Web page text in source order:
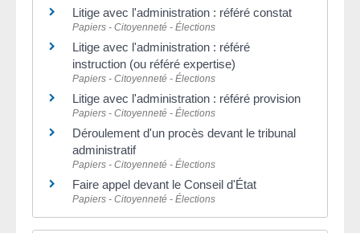
Litige avec l'administration : référé constat
Papiers - Citoyenneté - Élections
Litige avec l'administration : référé
instruction (ou référé expertise)
Papiers - Citoyenneté - Élections
Litige avec l'administration : référé provision
Papiers - Citoyenneté - Élections
Déroulement d'un procès devant le tribunal
administratif
Papiers - Citoyenneté - Élections
Faire appel devant le Conseil d'État
Papiers - Citoyenneté - Élections